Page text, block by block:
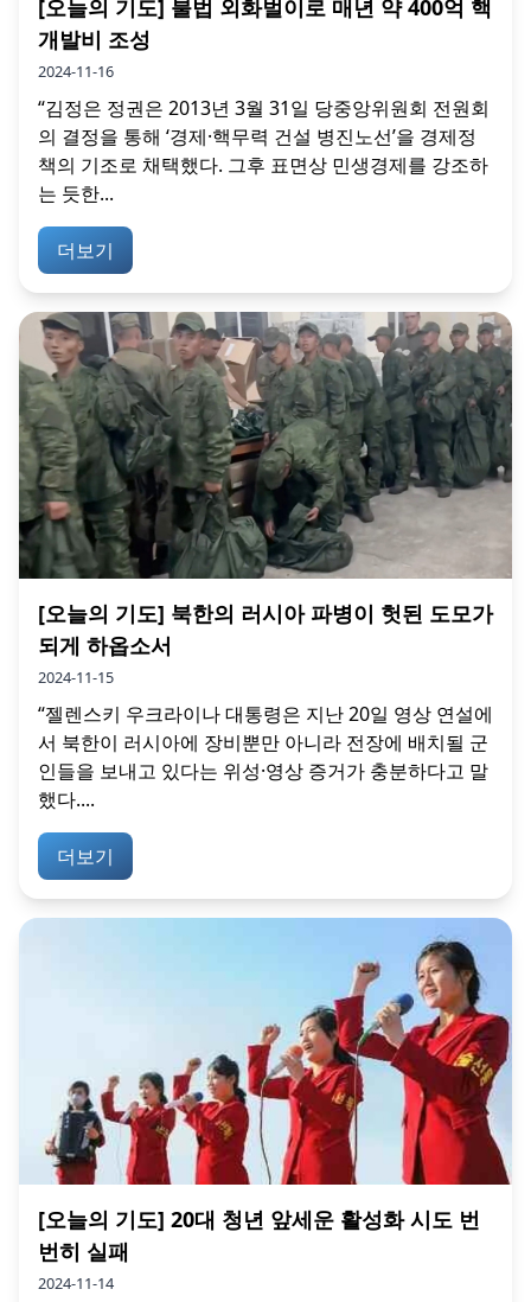
[오늘의 기도] 불법 외화벌이로 매년 약 400억 핵
개발비 조성
2024-11-16
“김정은 정권은 2013년 3월 31일 당중앙위원회 전원회
의 결정을 통해 ‘경제·핵무력 건설 병진노선’을 경제정
책의 기조로 채택했다. 그후 표면상 민생경제를 강조하
는 듯한...
더보기
[오늘의 기도] 북한의 러시아 파병이 헛된 도모가
되게 하옵소서
2024-11-15
“젤렌스키 우크라이나 대통령은 지난 20일 영상 연설에
서 북한이 러시아에 장비뿐만 아니라 전장에 배치될 군
인들을 보내고 있다는 위성·영상 증거가 충분하다고 말
했다....
더보기
[오늘의 기도] 20대 청년 앞세운 활성화 시도 번
번히 실패
2024-11-14